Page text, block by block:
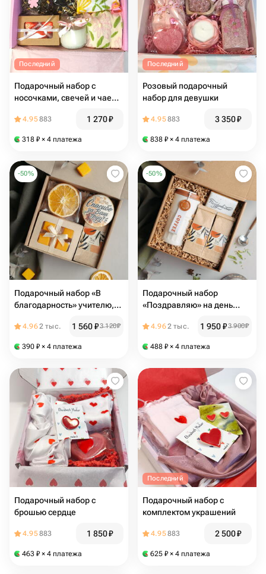
Последний
Подарочный набор с
носочками, свечей и чаем
4.95883 1 270₽
318 ₽ × 4 платежа
Последний
Розовый подарочный
набор для девушки
4.95883 3 350₽
838 ₽ × 4 платежа
-50%
Подарочный набор «В
благодарность» учителю,
врачу
4.962 тыс. 1 560₽3 120₽
390 ₽ × 4 платежа
-50%
Подарочный набор
«Поздравляю» на день
коллеге, подарок в
бабушке
4.962 тыс. 1 950₽3 900₽
488 ₽ × 4 платежа
Подарочный набор с
брошью сердце
4.95883 1 850₽
463 ₽ × 4 платежа
Последний
Подарочный набор с
комплектом украшений
4.95883 2 500₽
625 ₽ × 4 платежа